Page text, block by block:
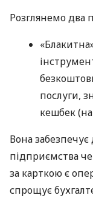
Розглянемо два
послуги,
кешбек
Вона
підприємства
за карткою є
спрощує